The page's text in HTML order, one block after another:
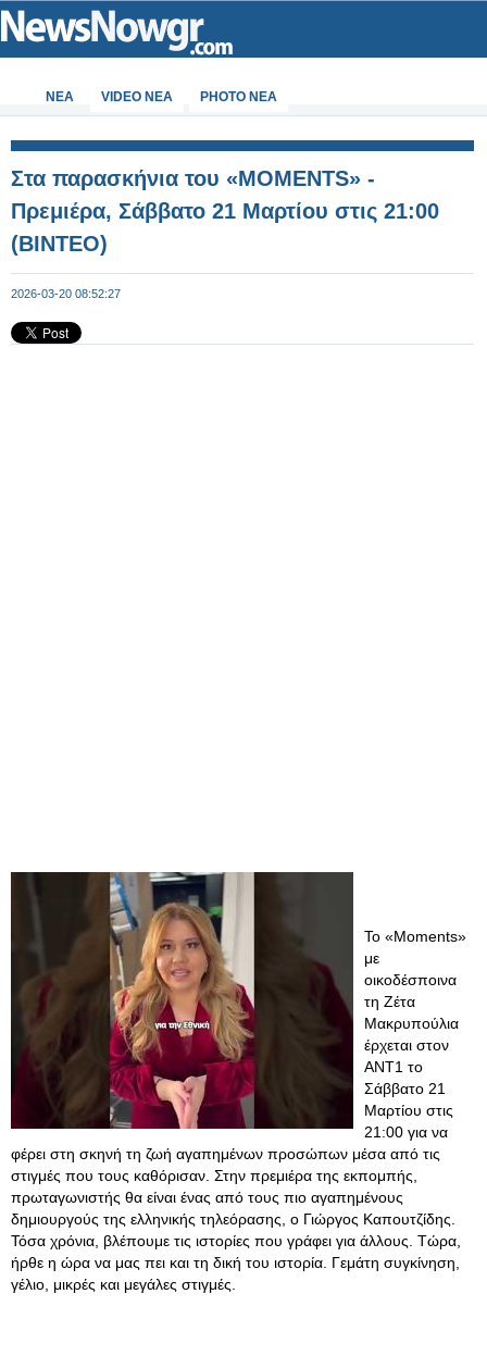
ΝΕΑ VIDEO NEA PHOTO NEA
Στα παρασκήνια του «MOMENTS» -
Πρεμιέρα, Σάββατο 21 Μαρτίου στις 21:00
(ΒΙΝΤΕΟ)
2026-03-20 08:52:27
Το «Moments»
με
οικοδέσποινα
τη Ζέτα
Μακρυπούλια
έρχεται στον
ΑΝΤ1 το
Σάββατο 21
Μαρτίου στις
21:00 για να
φέρει στη σκηνή τη ζωή αγαπημένων προσώπων μέσα από τις
στιγμές που τους καθόρισαν. Στην πρεμιέρα της εκπομπής,
πρωταγωνιστής θα είναι ένας από τους πιο αγαπημένους
δημιουργούς της ελληνικής τηλεόρασης, ο Γιώργος Καπουτζίδης.
Τόσα χρόνια, βλέπουμε τις ιστορίες που γράφει για άλλους. Τώρα,
ήρθε η ώρα να μας πει και τη δική του ιστορία. Γεμάτη συγκίνηση,
γέλιο, μικρές και μεγάλες στιγμές.